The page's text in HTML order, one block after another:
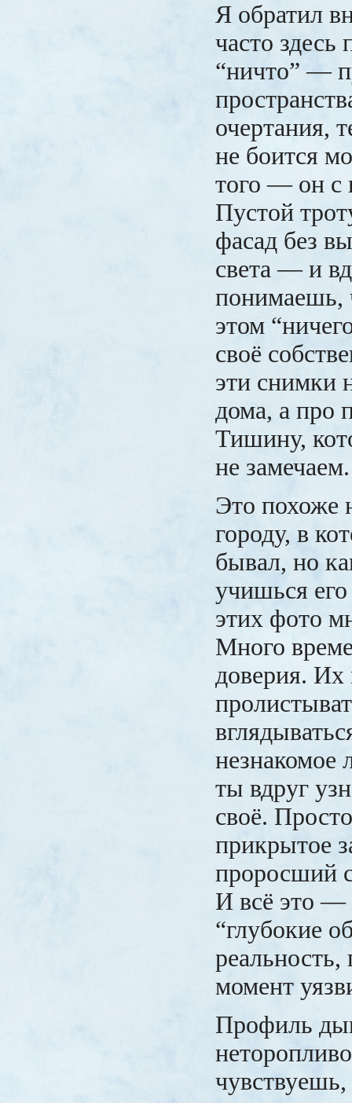
Я обратил
часто здесь
“ничто” —
очертания,
не боится
того — он с
Пустой
фасад без
света — и
понимаешь,
этом
своё
эти снимки
дома, а про
Тишину,
не замечаем.
Это похоже
городу, в
бывал, но
учишься
этих фото
Много
доверия.
незнакомое
ты вдруг
своё.
прикрытое
проросший
И всё это —
“глубокие
момент
Профиль
чувствуешь,